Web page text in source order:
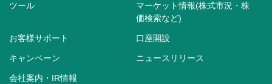
ツール
マーケット情報(株式市況・株
価検索など)
お客様サポート 口座開設
キャンペーン ニュースリリース
会社案内・IR情報